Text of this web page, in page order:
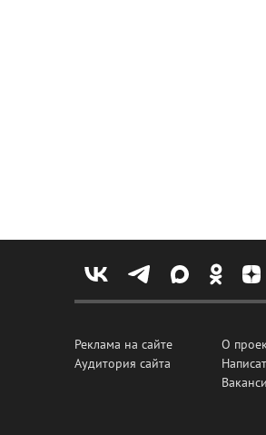
Реклама на сайте
Аудитория сайта
О